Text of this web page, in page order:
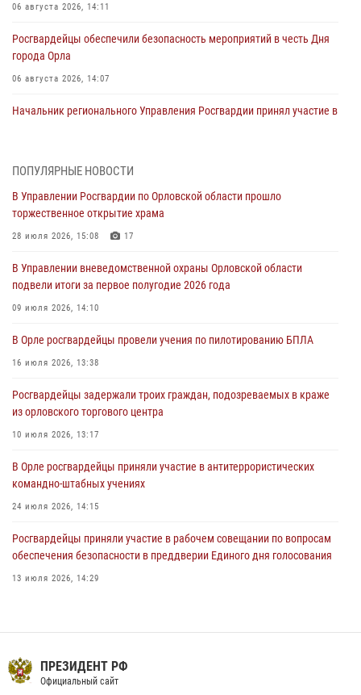
06 августа 2026, 14:11
Росгвардейцы обеспечили безопасность мероприятий в честь Дня
города Орла
06 августа 2026, 14:07
Начальник регионального Управления Росгвардии принял участие в
первое полугодие
05 августа 2026, 13:12
совершении противоправных действий
04 августа 2026, 14:21
04 августа 2026, 14:06
предоставлении госуслуг
03 августа 2026, 14:30
ПОПУЛЯРНЫЕ НОВОСТИ
В Управлении Росгвардии по Орловской области прошло
торжественное открытие храма
28 июля 2026, 15:08 17
В Управлении вневедомственной охраны Орловской области
подвели итоги за первое полугодие 2026 года
09 июля 2026, 14:10
В Орле росгвардейцы провели учения по пилотированию БПЛА
16 июля 2026, 13:38
Росгвардейцы задержали троих граждан, подозреваемых в краже
из орловского торгового центра
10 июля 2026, 13:17
В Орле росгвардейцы приняли участие в антитеррористических
командно-штабных учениях
24 июля 2026, 14:15
Росгвардейцы приняли участие в рабочем совещании по вопросам
обеспечения безопасности в преддверии Единого дня голосования
13 июля 2026, 14:29
16 июля 2026, 13:34
На брифинге росгвардейцы рассказали орловцам об изменениях в
законодательстве, регулирующем оборот оружия
ПРЕЗИДЕНТ РФ
Официальный сайт